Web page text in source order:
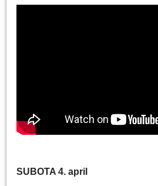
SUBOTA 4. april